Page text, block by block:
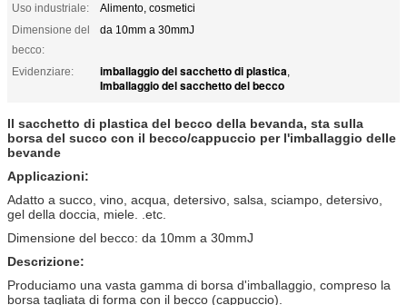
Uso industriale:
Alimento, cosmetici
Dimensione del
becco:
da 10mm a 30mmJ
Evidenziare: imballaggio del sacchetto di plastica,
Imballaggio del sacchetto del becco
Il sacchetto di plastica del becco della bevanda, sta sulla
borsa del succo con il becco/cappuccio per l'imballaggio delle
bevande
Applicazioni:
Adatto a succo, vino, acqua, detersivo, salsa, sciampo, detersivo,
gel della doccia, miele. .etc.
Dimensione del becco: da 10mm a 30mmJ
Descrizione:
Produciamo una vasta gamma di borsa d'imballaggio, compreso la
borsa tagliata di forma con il becco (cappuccio).